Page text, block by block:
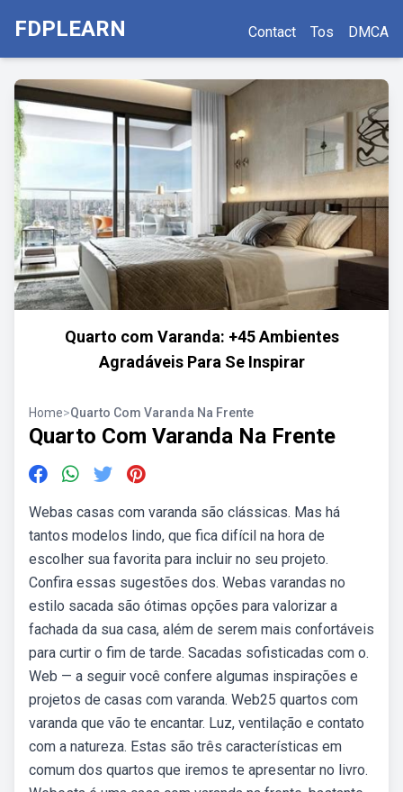
FDPLEARN Contact Tos DMCA
Quarto com Varanda: +45 Ambientes
Agradáveis Para Se Inspirar
Home>Quarto Com Varanda Na Frente
Quarto Com Varanda Na Frente
Webas casas com varanda são clássicas. Mas há
tantos modelos lindo, que fica difícil na hora de
escolher sua favorita para incluir no seu projeto.
Confira essas sugestões dos. Webas varandas no
estilo sacada são ótimas opções para valorizar a
fachada da sua casa, além de serem mais confortáveis
para curtir o fim de tarde. Sacadas sofisticadas com o.
Web — a seguir você confere algumas inspirações e
projetos de casas com varanda. Web25 quartos com
varanda que vão te encantar. Luz, ventilação e contato
com a natureza. Estas são três características em
comum dos quartos que iremos te apresentar no livro.